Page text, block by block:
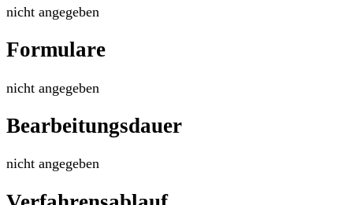
nicht angegeben
Formulare
nicht angegeben
Bearbeitungsdauer
nicht angegeben